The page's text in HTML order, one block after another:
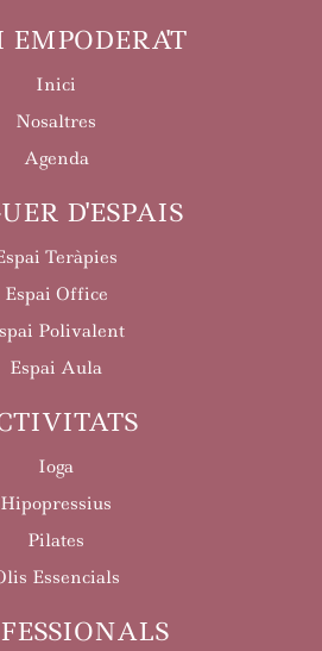
EMPODERA'T
Inici
Nosaltres
Agenda
D'ESPAIS
Teràpies
Espai Office
Polivalent
Espai Aula
Ioga
Hipopressius
Pilates
Essencials